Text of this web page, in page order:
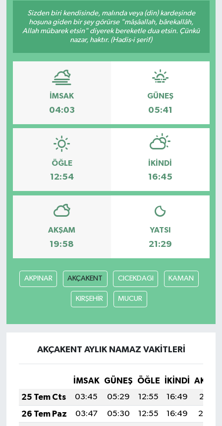
Sizden biri kendisinde, malında veya (din) kardeşinde
hoşuna giden bir şey görürse "mâşâallah, bârekallâh,
Allah mübarek etsin" diyerek bereketle dua etsin. Çünkü
nazar, haktır. (Hadis-i şerif)
İMSAK
04:03
GÜNEŞ
05:41
ÖĞLE
12:54
İKINDI
16:45
AKŞAM
19:58
YATSI
21:29
AKPINAR AKÇAKENT CICEKDAGI KAMAN
KIRŞEHİR MUCUR
AKÇAKENT AYLIK NAMAZ VAKITLERI
İMSAK GÜNEŞ ÖĞLE İKINDI
25 Tem Cts
03:45 05:29 12:55 16:49
20:11
26 Tem Paz
03:47 05:30 12:55 16:49
20:10
Siyaset
Vefat Edenler
Video Galeri